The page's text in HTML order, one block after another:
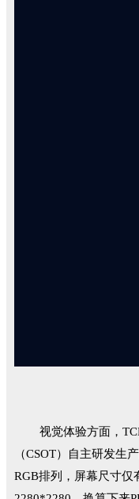
视觉体验方面，
（CSOT）自主研发生
RGB排列，屏幕尺寸仅